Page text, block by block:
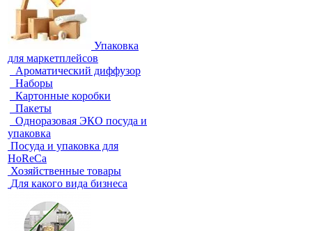
Упаковка
для маркетплейсов
Ароматический диффузор
Наборы
Картонные коробки
Пакеты
Одноразовая ЭКО посуда и
упаковка
Посуда и упаковка для
HoReCa
Хозяйственные товары
Для какого вида бизнеса